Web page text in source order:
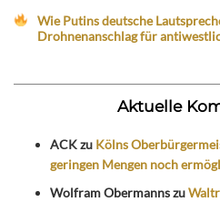
Wie Putins deutsche
Drohnenanschlag für
Aktuelle
ACKzu Kölns
geringen Mengen noch
Wolfram Obermannszu